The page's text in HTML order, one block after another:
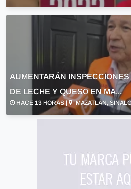
AUMENTARÁN
DE LECHE Y QUESO EN MA...
HACE 13 HORAS | MAZATLÁN,